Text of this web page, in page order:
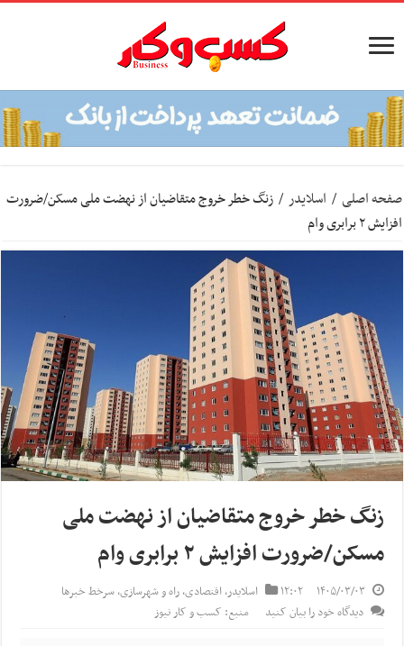
صفحه اصلی / اسلایدر / زنگ خطر خروج متقاضیان از نهضت ملی مسکن/ضرورت
افزایش ۲ برابری وام
زنگ خطر خروج متقاضیان از نهضت ملی
مسکن/ضرورت افزایش ۲ برابری وام
۱۴۰۵/۰۳/۰۳ ۱۲:۰۲ اسلایدر,اقتصادی,راه و شهرسازی,سرخط خبرها
دیدگاه خود را بیان کنید
منبع: کسب و کار نیوز